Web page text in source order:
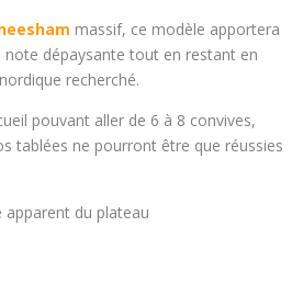
massif, ce modèle apportera
note dépaysante tout en restant en
recherché.
pouvant aller de 6 à 8 convives,
tablées ne pourront être que réussies
apparent du plateau